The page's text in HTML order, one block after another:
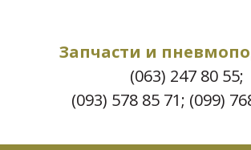
Запчасти и
(063) 247 80 55;
(093) 578 85 71; (099)